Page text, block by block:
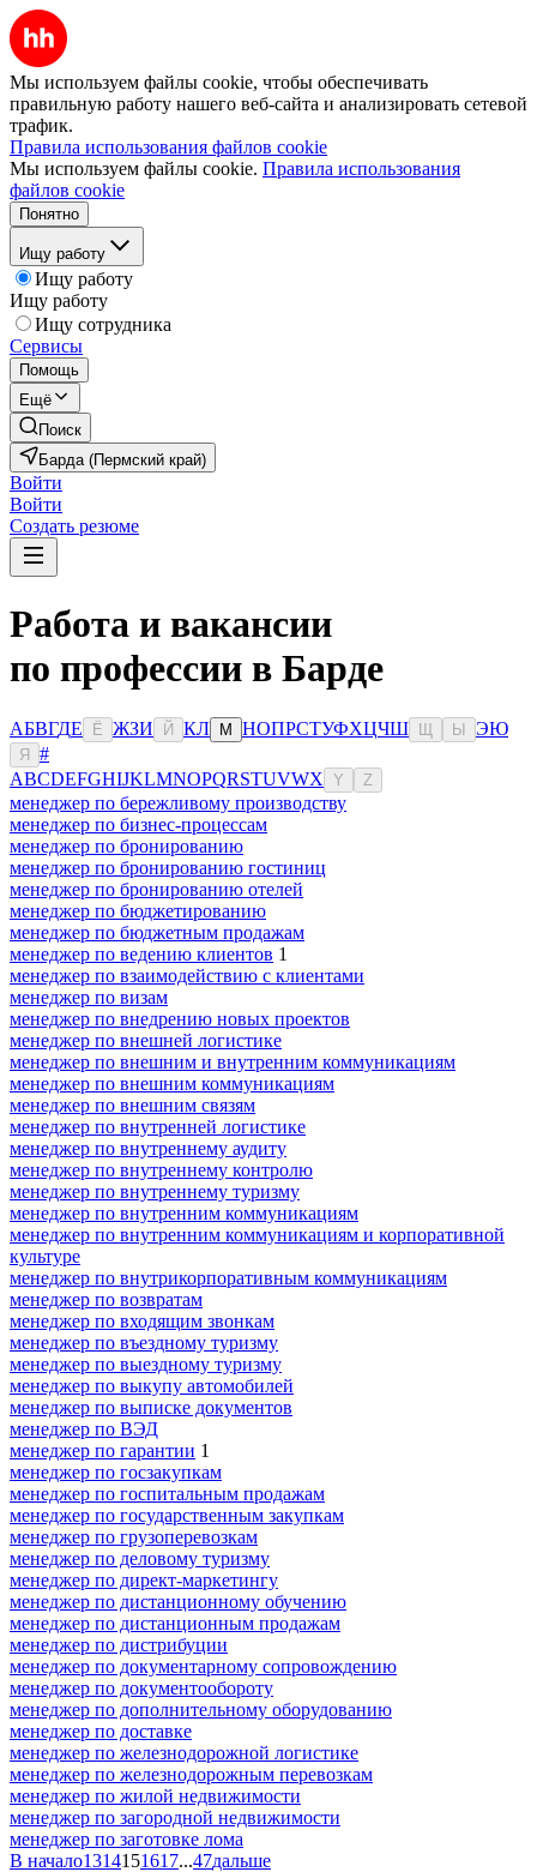
Мы используем файлы cookie, чтобы обеспечивать
правильную работу нашего веб-сайта и анализировать сетевой
трафик.
Правила использования файлов cookie
Мы используем файлы cookie. Правила использования
файлов cookie
Понятно
Ищу работу
Ищу работу
Ищу работу
Ищу сотрудника
Сервисы
Помощь
Ещё
Поиск
Барда (Пермский край)
Войти
Войти
Создать резюме
Работа и вакансии
по профессии в Барде
АБВГДЕ Ё ЖЗИ Й КЛ М НОПРСТУФХЦЧШ Ы ЭЮ
Я
#
ABCDEFGHIJKLMNOPQRSTUVWX Y Z
менеджер по бережливому производству
менеджер по бизнес-процессам
менеджер по бронированию
менеджер по бронированию гостиниц
менеджер по бронированию отелей
менеджер по бюджетированию
менеджер по бюджетным продажам
менеджер по ведению клиентов 1
менеджер по взаимодействию с клиентами
менеджер по визам
менеджер по внедрению новых проектов
менеджер по внешней логистике
менеджер по внешним и внутренним коммуникациям
менеджер по внешним коммуникациям
менеджер по внешним связям
менеджер по внутренней логистике
менеджер по внутреннему аудиту
менеджер по внутреннему контролю
менеджер по внутреннему туризму
менеджер по внутренним коммуникациям
менеджер по внутренним коммуникациям и корпоративной
культуре
менеджер по внутрикорпоративным коммуникациям
менеджер по возвратам
менеджер по входящим звонкам
менеджер по въездному туризму
менеджер по выездному туризму
менеджер по выкупу автомобилей
менеджер по выписке документов
менеджер по ВЭД
менеджер по гарантии 1
менеджер по госзакупкам
менеджер по госпитальным продажам
менеджер по государственным закупкам
менеджер по грузоперевозкам
менеджер по деловому туризму
менеджер по директ-маркетингу
менеджер по дистанционному обучению
менеджер по дистанционным продажам
менеджер по дистрибуции
менеджер по документарному сопровождению
менеджер по документообороту
менеджер по дополнительному оборудованию
менеджер по доставке
менеджер по железнодорожной логистике
менеджер по железнодорожным перевозкам
менеджер по жилой недвижимости
менеджер по загородной недвижимости
менеджер по заготовке лома
В начало1314151617...47дальше